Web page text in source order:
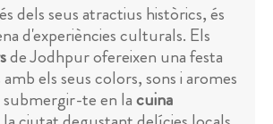
dels seus atractius històrics, és
d'experiències culturals. Els
de Jodhpur ofereixen una festa
els seus colors, sons i aromes
te en lacuina